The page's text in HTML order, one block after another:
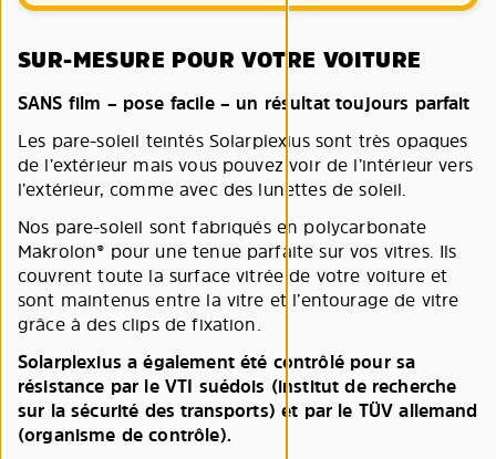
SUR-MESURE POUR VOTRE VOITURE
SANS film – pose facile – un résultat toujours parfait
Les pare-soleil teintés Solarplexius sont très opaques
de l’extérieur mais vous pouvez voir de l’intérieur vers
l’extérieur, comme avec des lunettes de soleil.
Nos pare-soleil sont fabriqués en polycarbonate
Makrolon® pour une tenue parfaite sur vos vitres. Ils
couvrent toute la surface vitrée de votre voiture et
sont maintenus entre la vitre et l’entourage de vitre
grâce à des clips de fixation.
Solarplexius a également été contrôlé pour sa
résistance par le VTI suédois (institut de recherche
sur la sécurité des transports) et par le TÜV allemand
(organisme de contrôle).